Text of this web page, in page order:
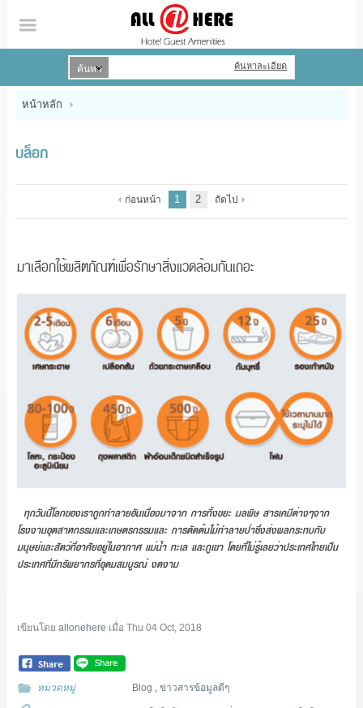
เข้าสู่ระบบ
ติดต่อเรา
ค้นหาละเอียด
หน้าหลัก
บล็อก
ก่อนหน้า 1 2 ถัดไป
มาเลือกใช้ผลิตภัณฑ์เพื่อรักษาสิ่งแวดล้อมกันเถอะ
ทุกวันนี้โลกของเราถูกทำลายอันเนื่องมาจาก การทิ้งขยะ มลพิษ สารเคมีต่างๆจาก
โรงงานอุตสาหกรรมและเกษตรกรรมและ การตัดต้นไม้ทำลายป่าซึ่งส่งผลกระทบกับ
มนุษย์และสัตว์ที่อาศัยอยู่ในอากาศ แม่น้ำ ทะเล และภูเขา โดยที่ไม่รู้เลยว่าประเทศไทยเป็น
ประเทศที่มีทรัพยากรที่อุดมสมบูรณ์ งดงาม
เขียนโดย allonehere เมื่อ Thu 04 Oct, 2018
หมวดหมู่ Blog ,ข่าวสารข้อมูลดีๆ